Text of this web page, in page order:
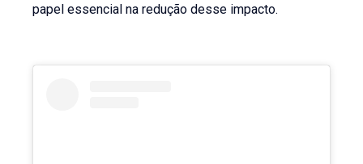
papel essencial na redução desse impacto.